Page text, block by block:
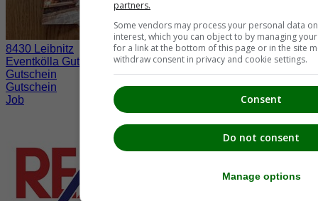
8430 Leibnitz
Eventkölla Gutscheine
Gutschein
Gutschein
Job
partners.
Some vendors may process your personal data
interest, which you can object to by managing
for a link at the bottom of this page or in the site
withdraw consent in privacy and cookie settings.
Consent
Do not consent
Manage options